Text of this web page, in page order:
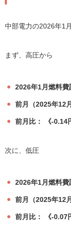
中部電力の2026年1
まず、高圧から
2026年1月燃料費
前月（2025年12
前月比： 《-0.14
次に、低圧
2026年1月燃料費
前月（2025年12
前月比： 《-0.07